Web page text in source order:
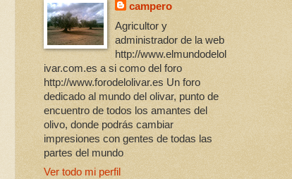
campero
Agricultor y
administrador de la web
http://www.elmundodelol
ivar.com.es a si como del foro
http://www.forodelolivar.es Un foro
dedicado al mundo del olivar, punto de
encuentro de todos los amantes del
olivo, donde podrás cambiar
impresiones con gentes de todas las
partes del mundo
Ver todo mi perfil